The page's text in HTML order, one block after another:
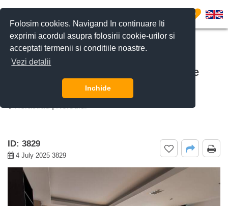
Folosim cookies. Navigand In continuare Iti
exprimi acordul asupra folosirii cookie-urilor si
acceptati termenii si conditiile noastre.
Vezi detalii
Inchide
0
De inchiriat Apartament cu 4 camere
Nordului Nordului, Bucuresti
ID: 3829
4 July 2025 3829
CERE DETALII SUNĂ-NE